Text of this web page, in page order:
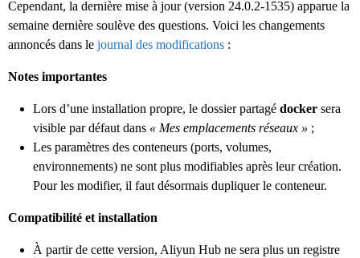
Cependant, la dernière mise à jour (version 24.0.2-1535) apparue la
semaine dernière soulève des questions. Voici les changements
annoncés dans le journal des modifications :
Notes importantes
Lors d’une installation propre, le dossier partagé docker sera
visible par défaut dans « Mes emplacements réseaux » ;
Les paramètres des conteneurs (ports, volumes,
environnements) ne sont plus modifiables après leur création.
Pour les modifier, il faut désormais dupliquer le conteneur.
Compatibilité et installation
À partir de cette version, Aliyun Hub ne sera plus un registre